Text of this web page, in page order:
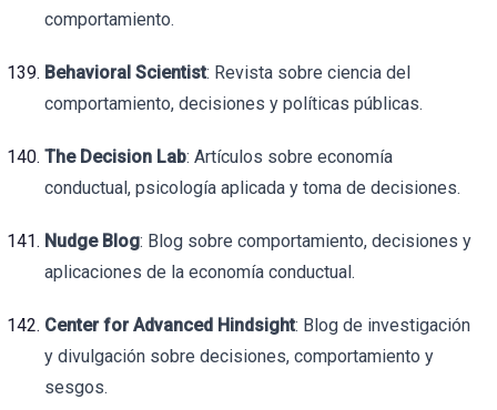
comportamiento.
Behavioral Scientist: Revista sobre ciencia del
comportamiento, decisiones y políticas públicas.
The Decision Lab: Artículos sobre economía
conductual, psicología aplicada y toma de decisiones.
Nudge Blog: Blog sobre comportamiento, decisiones y
aplicaciones de la economía conductual.
Center for Advanced Hindsight: Blog de investigación
y divulgación sobre decisiones, comportamiento y
sesgos.